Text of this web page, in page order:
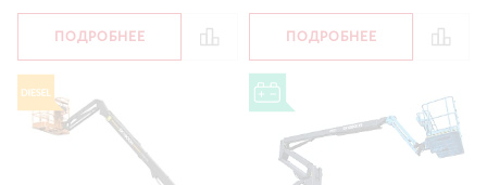
ПОДРОБНЕЕ ПОДРОБНЕЕ